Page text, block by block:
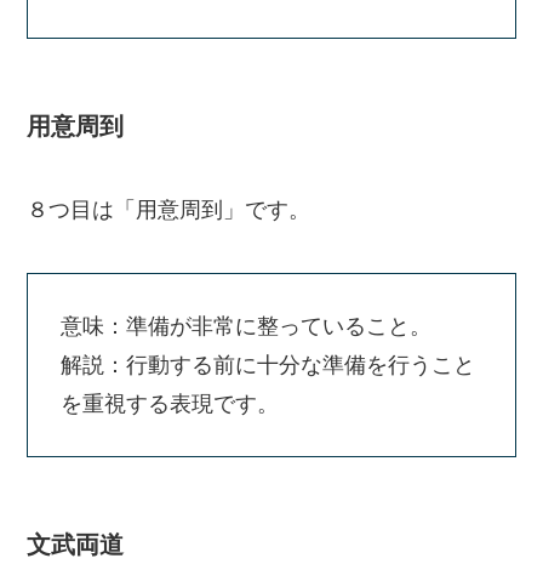
用意周到
８つ目は「用意周到」です。
意味：準備が非常に整っていること。
解説：行動する前に十分な準備を行うこと
を重視する表現です。
文武両道